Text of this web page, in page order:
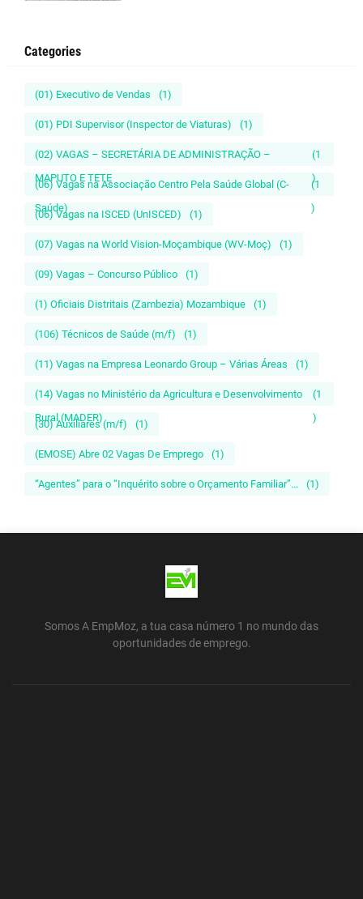
Categories
(01) Executivo de Vendas (1)
(01) PDI Supervisor (Inspector de Viaturas) (1)
(02) VAGAS – SECRETÁRIA DE ADMINISTRAÇÃO –
MAPUTO E TETE
(1
)
(06) Vagas na Associação Centro Pela Saúde Global (C-
Saúde)
(1
)
(06) Vagas na ISCED (UnISCED) (1)
(07) Vagas na World Vision-Moçambique (WV-Moç) (1)
(09) Vagas – Concurso Público (1)
(1) Oficiais Distritais (Zambezia) Mozambique (1)
(106) Técnicos de Saúde (m/f) (1)
(11) Vagas na Empresa Leonardo Group – Várias Áreas (1)
(14) Vagas no Ministério da Agricultura e Desenvolvimento
Rural (MADER)
(1
)
(30) Auxiliares (m/f) (1)
(EMOSE) Abre 02 Vagas De Emprego (1)
“Agentes” para o “Inquérito sobre o Orçamento Familiar”... (1)
Somos A EmpMoz, a tua casa número 1 no mundo das
oportunidades de emprego.